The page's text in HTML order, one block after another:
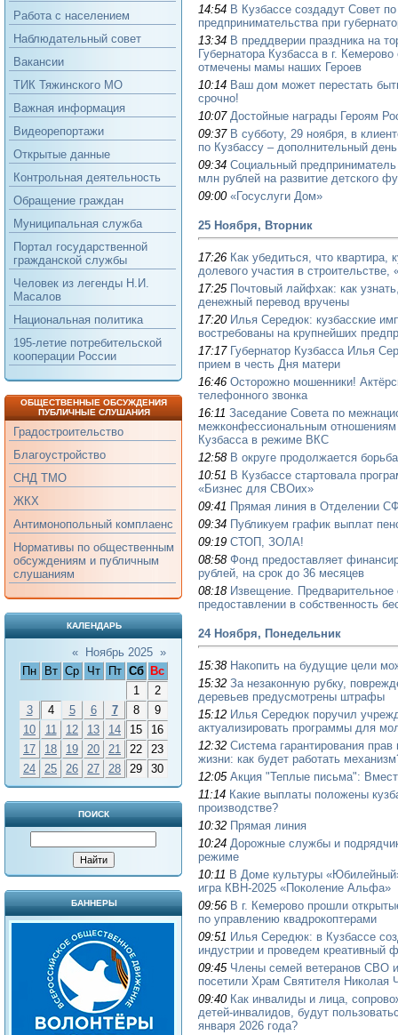
Работа с населением
Наблюдательный совет
Вакансии
ТИК Тяжинского МО
Важная информация
Видеорепортажи
Открытые данные
Контрольная деятельность
Обращение граждан
Муниципальная служба
Портал государственной
гражданской службы
Человек из легенды Н.И.
Масалов
Национальная политика
195-летие потребительской
кооперации России
ОБЩЕСТВЕННЫЕ ОБСУЖДЕНИЯ
ПУБЛИЧНЫЕ СЛУШАНИЯ
Градостроительство
Благоустройство
СНД ТМО
ЖКХ
Антимонопольный комплаенс
Нормативы по общественным
обсуждениям и публичным
слушаниям
КАЛЕНДАРЬ
« Ноябрь 2025 »
Пн
Вт Ср Чт Пт Сб
Вс
1
2
3
4 5 6 7 8
9
10
11 12 13 14 15
16
17
18 19 20 21 22
23
24
25 26 27 28 29 30
ПОИСК
БАННЕРЫ
14:54 В Кузбассе создадут Совет
предпринимательства при
13:34 В преддверии праздника на
Губернатора Кузбасса в г.
отмечены мамы наших Героев
10:14 Ваш дом может перестать
срочно!
10:07 Достойные награды Героям
09:37 В субботу, 29 ноября, в
по Кузбассу – дополнительный
09:34 Социальный
млн рублей на развитие детского
09:00 «Госуслуги Дом»
25 Ноября, Вторник
17:26 Как убедиться, что квартира,
долевого участия в строительстве,
17:25 Почтовый лайфхак: как
денежный перевод вручены
17:20 Илья Середюк: кузбасские
востребованы на крупнейших
17:17 Губернатор Кузбасса Илья
прием в честь Дня матери
16:46 Осторожно мошенники!
телефонного звонка
16:11 Заседание Совета по
межконфессиональным отношениям
Кузбасса в режиме ВКС
12:58 В округе продолжается
10:51 В Кузбассе стартовала
«Бизнес для СВОих»
09:41 Прямая линия в Отделении
09:34 Публикуем график выплат
09:19 ​​​​​​​СТОП, ЗОЛА!
08:58 Фонд предоставляет
рублей, на срок до 36 месяцев
08:18 Извещение. Предварительное
предоставлении в собственность
24 Ноября, Понедельник
15:38 Накопить на будущие цели
15:32 За незаконную рубку,
деревьев предусмотрены штрафы
15:12 Илья Середюк поручил
актуализировать программы для
12:32 Система гарантирования
жизни: как будет работать
12:05 Акция "Теплые письма":
11:14 Какие выплаты положены
производстве?
10:32 Прямая линия
10:24 Дорожные службы и
режиме
10:11 В Доме культуры
игра КВН-2025 «Поколение Альфа»
09:56 В г. Кемерово прошли
по управлению квадрокоптерами
09:51 Илья Середюк: в Кузбассе
индустрии и проведем креативный
09:45 Члены семей ветеранов СВО
посетили Храм Святителя Николая
09:40 Как инвалиды и лица,
детей-инвалидов, будут
января 2026 года?